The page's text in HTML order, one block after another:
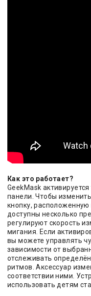
Как это работает?
GeekMask
панели. Чтобы
кнопку,
доступны несколько
регулируют скорость
мигания. Если
вы можете управлять
зависимости от
отслеживать
ритмов. Аксессуар
соответствии ними.
использовать детям